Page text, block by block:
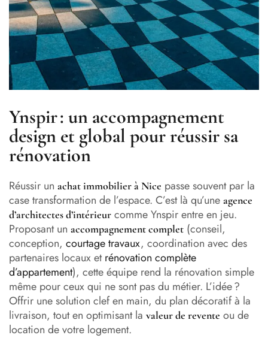
Ynspir : un accompagnement
design et global pour réussir sa
rénovation
Réussir un achat immobilier à Nice passe souvent par la
case transformation de l’espace. C’est là qu’une agence
d’architectes d’intérieur comme Ynspir entre en jeu.
Proposant un accompagnement complet (conseil,
conception, courtage travaux, coordination avec des
partenaires locaux etrénovation complète
d’appartement), cette équipe rend la rénovation simple
même pour ceux qui ne sont pas du métier. L’idée ?
Offrir une solution clef en main, du plan décoratif à la
livraison, tout en optimisant la valeur de revente ou de
location de votre logement.